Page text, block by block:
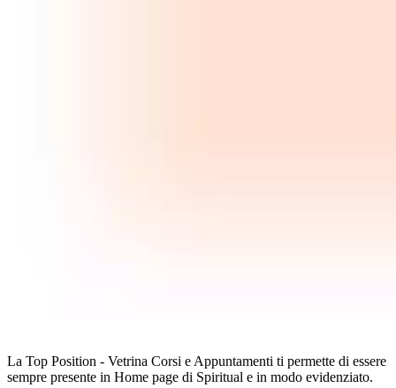
La Top Position - Vetrina Corsi e Appuntamenti ti permette di essere
sempre presente in Home page di Spiritual e in modo evidenziato.